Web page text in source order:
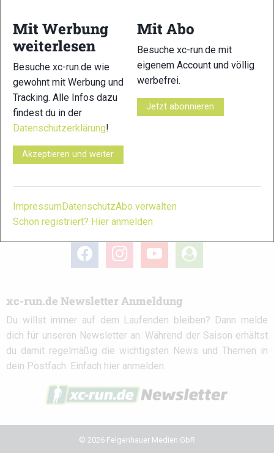
xc-run.de ist DAS deutschsprachige Trailrunning-Portal mit
aktuellen News aus der Szene, einer Traildatenbank,
-Community und allem was du sonst noch über
deine Lieblingssportart wissen solltest.
ObTrailrunning-Anfänger oder Profi-Sportler, wir haben
immer ein offenes Ohr für dich! Du kannst uns jederzeit über
dasKontaktformularerreichen.
xc-run.de in den sozialen Netzwerken
facebook instagram youtube
user-
circle
xc-run.de Newsletter Anmeldung
Du willst immer auf dem Laufenden bleiben? Dann melde
dich für unseren Newsletter an. Während der Saison erhältst
du damit regelmäßig die wichtigsten News und Themen in
dein Postfach. Einfach hier anmelden:
© 2026 Felgenhauer Medien GbR
Mit Werbung
weiterlesen
Besuche xc-run.de wie
gewohnt mit Werbung und
Tracking. Alle Infos dazu
findest du in der
Datenschutzerklärung!
Akzeptieren und weiter
Mit Abo
Besuche xc-run.de mit
eigenem Account und völlig
werbefrei.
Jetzt abonnieren
Impressum DatenschutzAbo verwalten
Schon registriert? Hier anmelden